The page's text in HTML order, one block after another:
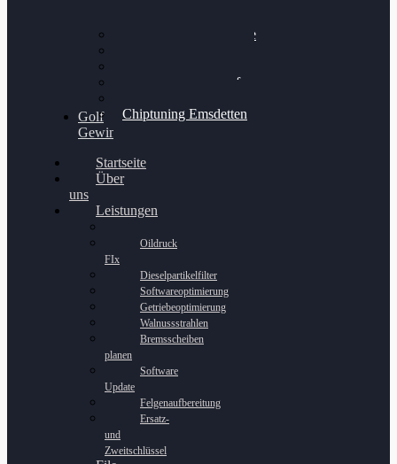
Bilgenroth Performance
Chiptuning Schüttorf
Chiptuning Emsdetten
Golf
Gewinnspiel
Startseite
Über
uns
Leistungen
Oildruck
FIx
Dieselpartikelfilter
Softwareoptimierung
Getriebeoptimierung
Walnussstrahlen
Bremsscheiben
planen
Software
Update
Felgenaufbereitung
Ersatz-
und
Zweitschlüssel